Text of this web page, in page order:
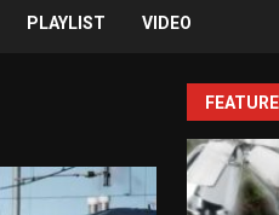
PLAYLIST VIDEO